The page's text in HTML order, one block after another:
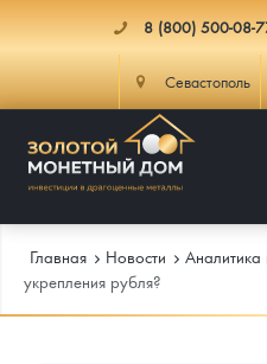
8 (800) 500-08-
Севастополь
Главная Новости Аналитика
укрепления рубля?